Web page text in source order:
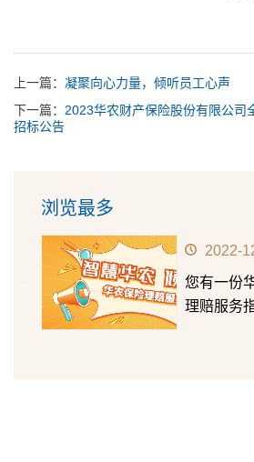
上一篇： 凝聚向心力量，倾听员工心声
下一篇： 2023华农财产保险股份有限公司
招标公告
浏览最多
2022-
您有一份
理赔服务